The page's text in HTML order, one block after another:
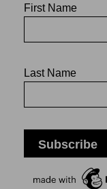
First Name
Last Name